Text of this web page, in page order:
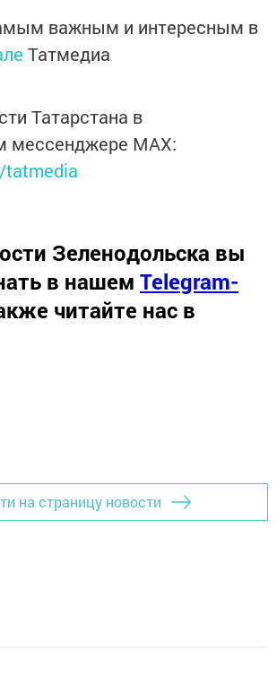
важным и интересным в
Татмедиа
Татарстана в
мессенджере MАХ:
Зеленодольска вы
в нашем Telegram-
читайте нас в
на страницу новости